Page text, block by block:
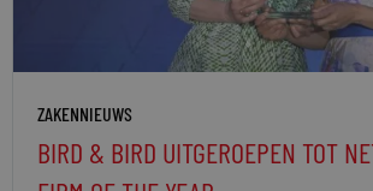
ZAKENNIEUWS
BIRD & BIRD UITGEROEPEN TOT